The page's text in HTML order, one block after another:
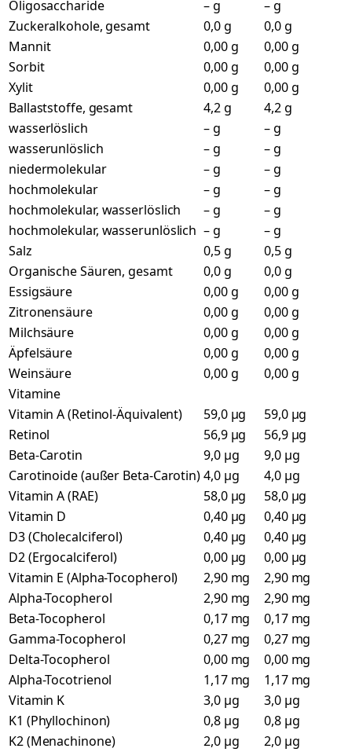
Oligosaccharide
– g
– g
Zuckeralkohole, gesamt
0,0 g
0,0 g
Mannit
0,00 g
0,00 g
Sorbit
0,00 g
0,00 g
Xylit
0,00 g
0,00 g
Ballaststoffe, gesamt
4,2 g
4,2 g
wasserlöslich
– g
– g
wasserunlöslich
– g
– g
niedermolekular
– g
– g
hochmolekular
– g
– g
hochmolekular, wasserlöslich
– g
– g
hochmolekular, wasserunlöslich – g
– g
Salz
0,5 g
0,5 g
Organische Säuren, gesamt
0,0 g
0,0 g
Essigsäure
0,00 g
0,00 g
Zitronensäure
0,00 g
0,00 g
Milchsäure
0,00 g
0,00 g
Äpfelsäure
0,00 g
0,00 g
Weinsäure
0,00 g
0,00 g
Vitamine
Vitamin A (Retinol-Äquivalent)
59,0 µg
59,0 µg
Retinol
56,9 µg
56,9 µg
Beta-Carotin
9,0 µg
9,0 µg
Carotinoide (außer Beta-Carotin)4,0 µg
4,0 µg
Vitamin A (RAE)
58,0 µg
58,0 µg
Vitamin D
0,40 µg
0,40 µg
D3 (Cholecalciferol)
0,40 µg
0,40 µg
D2 (Ergocalciferol)
0,00 µg
0,00 µg
Vitamin E (Alpha-Tocopherol)
2,90 mg
2,90 mg
Alpha-Tocopherol
2,90 mg
2,90 mg
Beta-Tocopherol
0,17 mg
0,17 mg
Gamma-Tocopherol
0,27 mg
0,27 mg
Delta-Tocopherol
0,00 mg
0,00 mg
Alpha-Tocotrienol
1,17 mg
1,17 mg
Vitamin K
3,0 µg
3,0 µg
K1 (Phyllochinon)
0,8 µg
0,8 µg
K2 (Menachinone)
2,0 µg
2,0 µg